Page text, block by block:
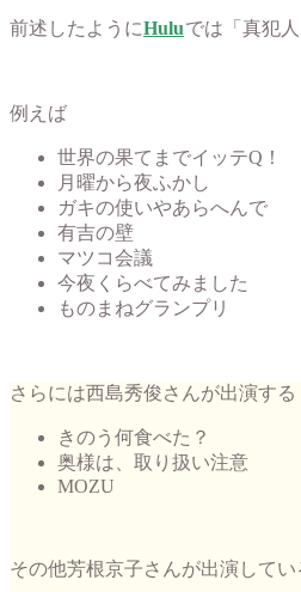
前述したようにHuluでは「真犯
例えば
世界の果てまでイッテQ！
月曜から夜ふかし
ガキの使いやあらへんで
有吉の壁
マツコ会議
今夜くらべてみました
ものまねグランプリ
さらには西島秀俊さんが出演する
きのう何食べた？
奥様は、取り扱い注意
MOZU
その他芳根京子さんが出演してい